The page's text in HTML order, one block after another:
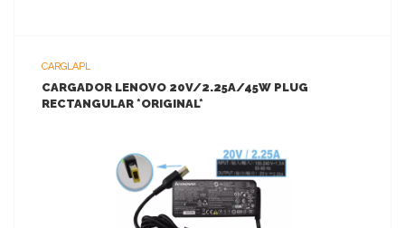
CARGLAPL
CARGADOR LENOVO 20V/2.25A/45W PLUG
RECTANGULAR *ORIGINAL*
VER MAS
AGREGAR AL CARRITO